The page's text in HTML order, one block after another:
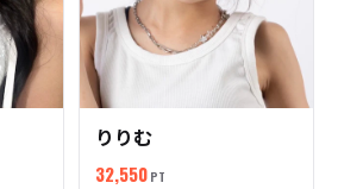
りりむ
32,550 PT